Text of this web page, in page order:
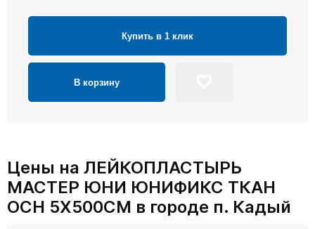
Купить в 1 клик
В корзину
Цены на ЛЕЙКОПЛАСТЫРЬ
МАСТЕР ЮНИ ЮНИФИКС ТКАН
ОСН 5X500СМ в городе п. Кадый